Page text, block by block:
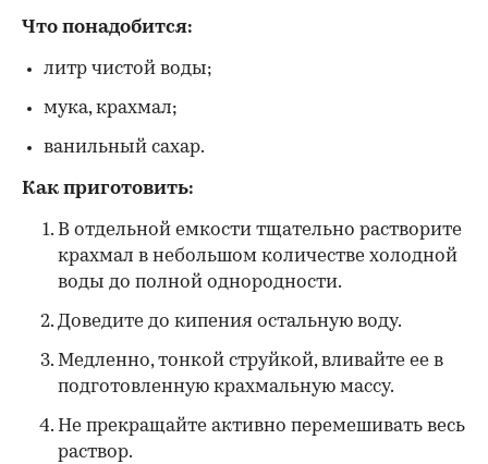
Что понадобится:
литр чистой воды;
мука, крахмал;
ванильный сахар.
Как приготовить:
В отдельной емкости тщательно растворите
крахмал в небольшом количестве холодной
воды до полной однородности.
Доведите до кипения остальную воду.
Медленно, тонкой струйкой, вливайте ее в
подготовленную крахмальную массу.
Не прекращайте активно перемешивать весь
раствор.